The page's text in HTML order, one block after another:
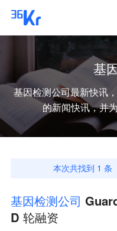
基
基因检测公司最新快讯
的新闻快讯，并
本次共找到 1 条
基因检测公司
D 轮融资